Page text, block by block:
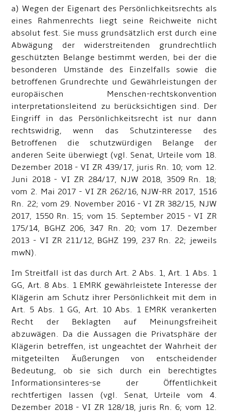
a) Wegen der Eigenart des Persönlichkeitsrechts als
eines Rahmenrechts liegt seine Reichweite nicht
absolut fest. Sie muss grundsätzlich erst durch eine
Abwägung der widerstreitenden grundrechtlich
geschützten Belange bestimmt werden, bei der die
besonderen Umstände des Einzelfalls sowie die
betroffenen Grundrechte und Gewährleistungen der
europäischen Menschen-rechtskonvention
interpretationsleitend zu berücksichtigen sind. Der
Eingriff in das Persönlichkeitsrecht ist nur dann
rechtswidrig, wenn das Schutzinteresse des
Betroffenen die schutzwürdigen Belange der
anderen Seite überwiegt (vgl. Senat, Urteile vom 18.
Dezember 2018 - VI ZR 439/17, juris Rn. 10; vom 12.
Juni 2018 - VI ZR 284/17, NJW 2018, 3509 Rn. 18;
vom 2. Mai 2017 - VI ZR 262/16, NJW-RR 2017, 1516
Rn. 22; vom 29. November 2016 - VI ZR 382/15, NJW
2017, 1550 Rn. 15; vom 15. September 2015 - VI ZR
175/14, BGHZ 206, 347 Rn. 20; vom 17. Dezember
2013 - VI ZR 211/12, BGHZ 199, 237 Rn. 22; jeweils
mwN).
Im Streitfall ist das durch Art. 2 Abs. 1, Art. 1 Abs. 1
GG, Art. 8 Abs. 1 EMRK gewährleistete Interesse der
Klägerin am Schutz ihrer Persönlichkeit mit dem in
Art. 5 Abs. 1 GG, Art. 10 Abs. 1 EMRK verankerten
Recht der Beklagten auf Meinungsfreiheit
abzuwägen. Da die Aussagen die Privatsphäre der
Klägerin betreffen, ist ungeachtet der Wahrheit der
mitgeteilten Äußerungen von entscheidender
Bedeutung, ob sie sich durch ein berechtigtes
Informationsinteres-se der Öffentlichkeit
rechtfertigen lassen (vgl. Senat, Urteile vom 4.
Dezember 2018 - VI ZR 128/18, juris Rn. 6; vom 12.